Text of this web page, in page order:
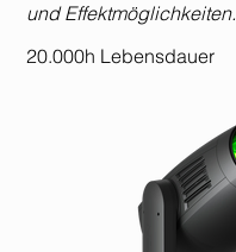
und Effektmöglichkeiten.
20.000h Lebensdauer